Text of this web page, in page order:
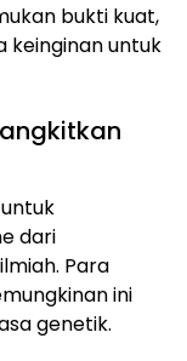
bukti kuat,
keinginan untuk
dari
Para
ini
genetik.